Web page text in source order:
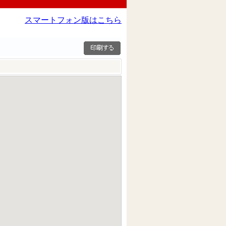
スマートフォン版はこちら